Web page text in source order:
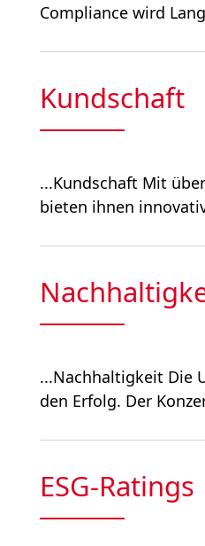
Compliance wird
Kundschaft
...Kundschaft Mit
bieten ihnen
...Nachhaltig­keit Die
den Erfolg. Der
ESG-Ratings